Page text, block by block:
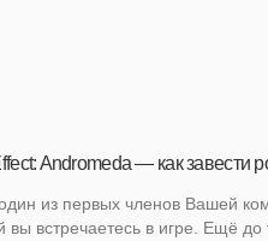
Andromeda — как завести
из первых членов Вашей
вы встречаетесь в игре. Ещё до